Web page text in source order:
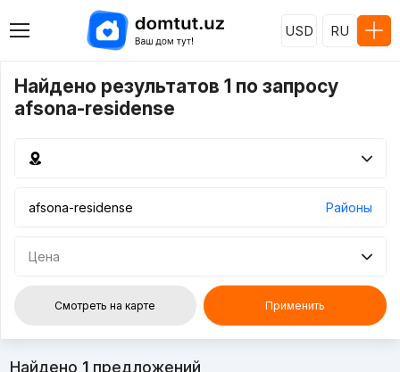
USD RU
Найдено результатов 1 по запросу
afsona-residense
Районы
Цена
Смотреть на карте Применить
Найдено 1предложений